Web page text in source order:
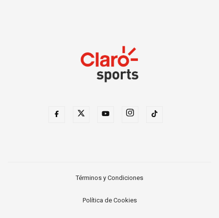
Términos y Condiciones
Política de Cookies